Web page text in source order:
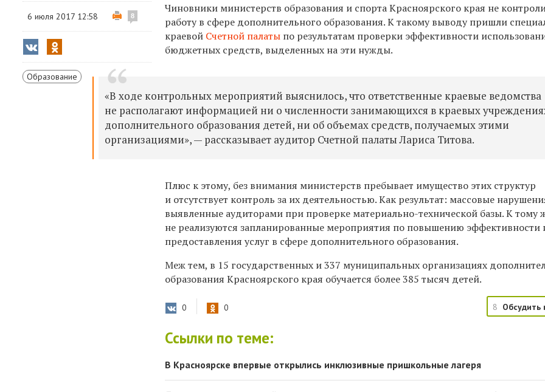
6 июля 2017 12:58 8
Образование
Чиновники министерств образования и спорта Красноярского края не
работу в сфере дополнительного образования. К такому выводу пришли
краевой Счетной палаты по результатам проверки эффективности
бюджетных средств, выделенных на эти нужды.
«В ходе контрольных мероприятий выяснилось, что ответственные краевые ведомства
не располагают информацией ни о численности занимающихся в краевых
дополнительного образования детей, ни об объемах средств, получаемых этими
организациями», — рассказывает аудитор Счетной палаты Лариса Титова.
Плюс к этому, без внимания министерств пребывает имущество этих структур
и отсутствует контроль за их деятельностью. Как результат: массовые
выявленные аудиторами при проверке материально-технической базы. К тому
не реализуются запланированные мероприятия по повышению эффективности
предоставления услуг в сфере дополнительного образования.
Меж тем, в 15 государственных и 337 муниципальных организациях
образования Красноярского края обучается более 385 тысяч детей.
0 0 8 Обсудить
Ссылки по теме:
В Красноярске впервые открылись инклюзивные пришкольные лагеря